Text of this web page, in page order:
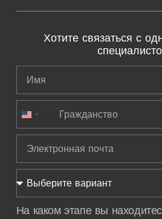
Хотите связаться с
United States +1
На каком этапе вы